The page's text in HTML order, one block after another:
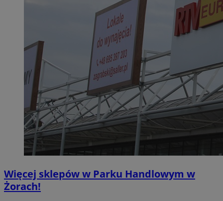
Więcej sklepów w Parku Handlowym w
Żorach!